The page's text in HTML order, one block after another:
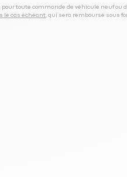
pour toute commande de véhicule neuf ou
le cas échéant, qui sera remboursé sous